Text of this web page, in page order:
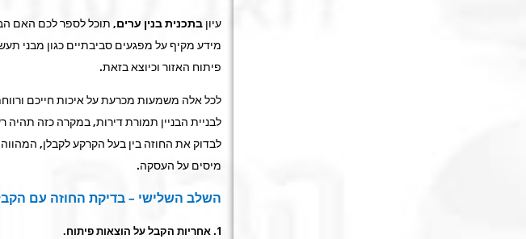
עיון בתכנית בנין ערים, תוכל לספר לכם האם
מידע מקיף על מפגעים סביבתיים כגון מבני
פיתוח האזור וכיוצא בזאת.
לכל אלה משמעות מכרעת על איכות חייכם
לבניית הבניין תמורת דירות, במקרה כזה
לבדוק את החוזה בין בעל הקרקע לקבלן,
מיסים על העסקה.
השלב השלישי – בדיקת החוזה עם
אחריות הקבל על הוצאות פיתוח.